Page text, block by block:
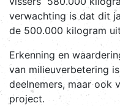
verwachting is dat dit
de 500.000 kilogram
Erkenning en
van milieuverbetering
deelnemers, maar ook
project.